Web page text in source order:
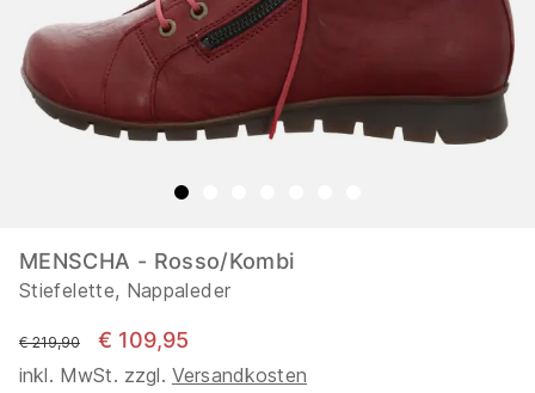
MENSCHA - Rosso/Kombi
Stiefelette, Nappaleder
statt
€ 219,90 € 109,95
inkl. MwSt. zzgl. Versandkosten